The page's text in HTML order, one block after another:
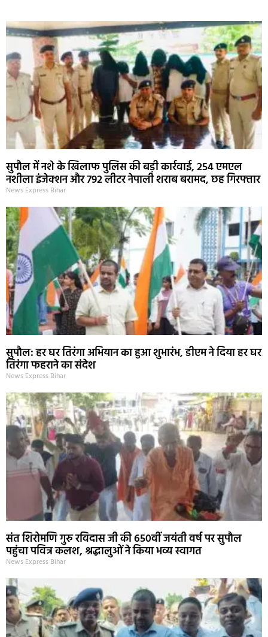
सुपौल में नशे के खिलाफ पुलिस की बड़ी कार्रवाई, 254 एमएल
नशीला इंजेक्शन और 792 लीटर नेपाली शराब बरामद, छह गिरफ्तार
News Express Bihar
सुपौल: हर घर तिरंगा अभियान का हुआ शुभारंभ, डीएम ने दिया हर घर
तिरंगा फहराने का संदेश
News Express Bihar
संत शिरोमणि गुरु रविदास जी की 650वीं जयंती वर्ष पर सुपौल
पहुंचा पवित्र कलश, श्रद्धालुओं ने किया भव्य स्वागत
News Express Bihar